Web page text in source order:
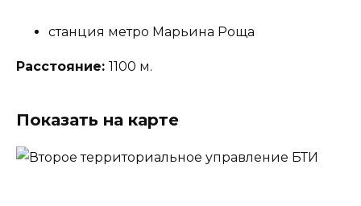
станция метро Марьина Роща
Расстояние: 1100 м.
Показать на карте